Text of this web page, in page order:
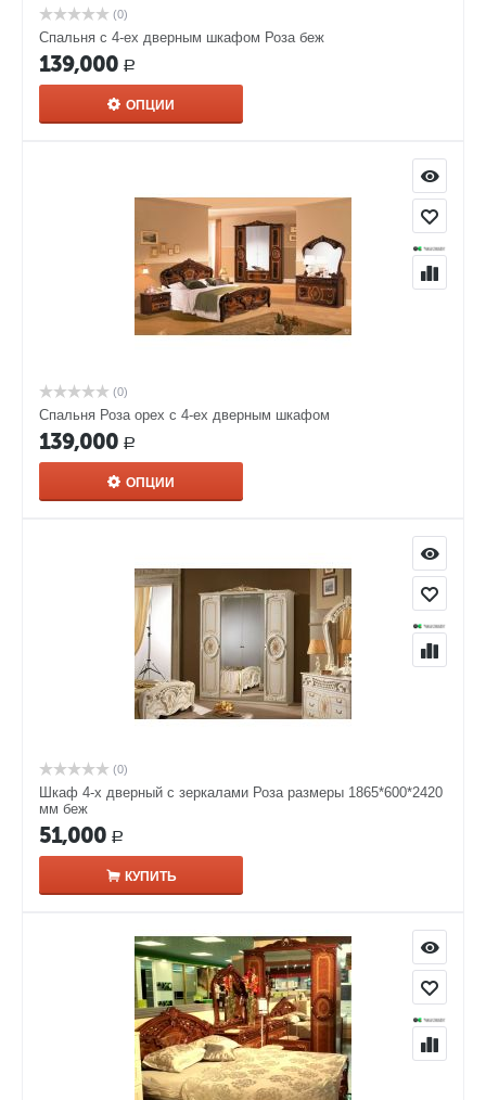
(0)
Спальня с 4-ех дверным шкафом Роза беж
139,000 Р
ОПЦИИ
(0)
Спальня Роза орех с 4-ех дверным шкафом
139,000 Р
ОПЦИИ
(0)
Шкаф 4-х дверный с зеркалами Роза размеры 1865*600*2420
мм беж
51,000 Р
КУПИТЬ